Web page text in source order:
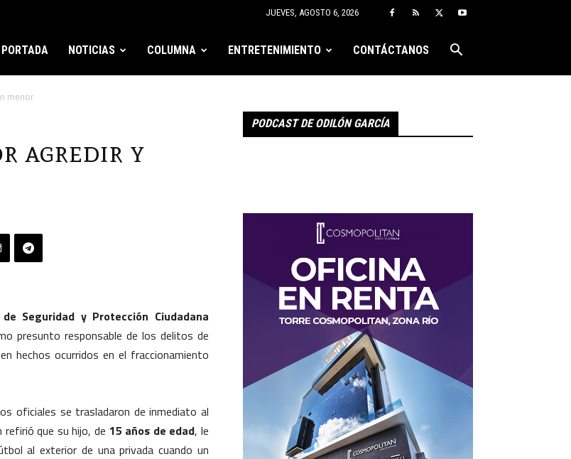
JUEVES, AGOSTO 6, 2026
PORTADA NOTICIAS COLUMNA ENTRETENIMIENTO CONTÁCTANOS
menor
agredir y
Seguridad y Protección Ciudadana
presunto responsable de los delitos de
hechos ocurridos en el fraccionamiento
oficiales se trasladaron de inmediato al
que su hijo, de 15 años de edad, le
al exterior de una privada cuando un
PODCAST DE ODILÓN GARCÍA